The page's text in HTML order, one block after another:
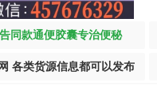
同款通便胶囊专治便秘
各类货源信息都可以发布